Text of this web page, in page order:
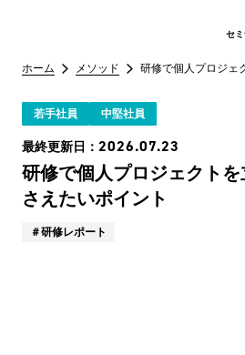
セ
ホーム メソッド 研修で個人プロジェ
若手社員 中堅社員
最終更新日： 2026.07.23
研修で個人プロジェクト
さえたいポイント
研修レポート